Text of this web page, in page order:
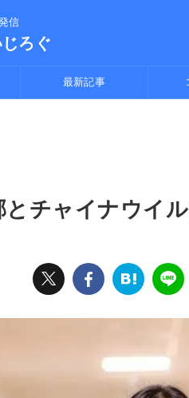
信
ろぐ
最新記事
チャイナウイ